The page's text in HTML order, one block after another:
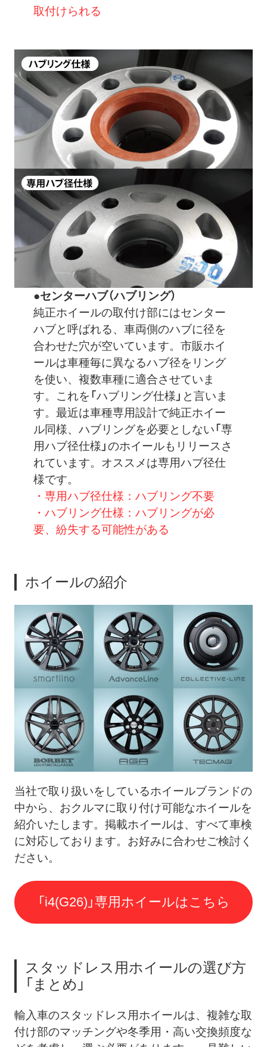
取付けられる
●センターハブ（ハブリング）
純正ホイールの取付け部にはセンター
ハブと呼ばれる、車両側のハブに径を
合わせた穴が空いています。市販ホイ
ールは車種毎に異なるハブ径をリング
を使い、複数車種に適合させていま
す。これを「ハブリング仕様」と言いま
す。最近は車種専用設計で純正ホイー
ル同様、ハブリングを必要としない「専
用ハブ径仕様」のホイールもリリースさ
れています。オススメは専用ハブ径仕
様です。
・専用ハブ径仕様：ハブリング不要
・ハブリング仕様：ハブリングが必
要、紛失する可能性がある
ホイールの紹介
当社で取り扱いをしているホイールブランドの
中から、おクルマに取り付け可能なホイールを
紹介いたします。掲載ホイールは、すべて車検
に対応しております。 お好みに合わせご検討く
ださい。
「i4(G26)」専用ホイールはこちら
スタッドレス用ホイールの選び方
「まとめ」
輸入車のスタッドレス用ホイールは、複雑な取
付け部のマッチングや冬季用・高い交換頻度な